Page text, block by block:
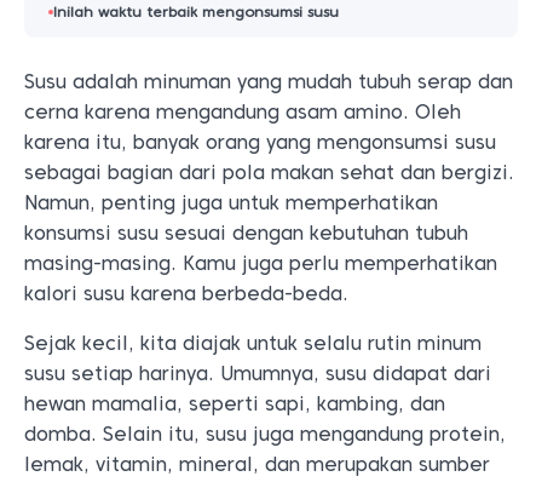
Inilah waktu terbaik mengonsumsi susu
Susu adalah minuman yang mudah tubuh serap dan
cerna karena mengandung asam amino. Oleh
karena itu, banyak orang yang mengonsumsi susu
sebagai bagian dari pola makan sehat dan bergizi.
Namun, penting juga untuk memperhatikan
konsumsi susu sesuai dengan kebutuhan tubuh
masing-masing. Kamu juga perlu memperhatikan
kalori susu karena berbeda-beda.
Sejak kecil, kita diajak untuk selalu rutin minum
susu setiap harinya. Umumnya, susu didapat dari
hewan mamalia, seperti sapi, kambing, dan
domba. Selain itu, susu juga mengandung protein,
lemak, vitamin, mineral, dan merupakan sumber